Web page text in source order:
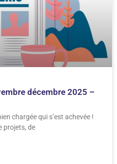
décembre 2025 –
chargée qui s’est achevée !
projets, de